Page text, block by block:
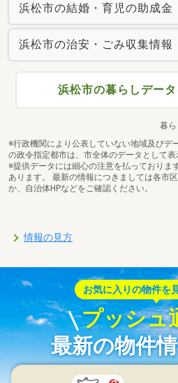
浜松市の結婚・育児の助成金
浜松市の治安・ごみ収集情報
浜松市の暮らしデー
暮ら
※行政機関により公表していない地域及びデ
の政令指定都市は、市全体のデータとして表
※提供データには細心の注意を払っておりま
あります。 最新の情報につきましては各市
か、自治体HPなどをご確認ください。
情報の見方
お気に入りの物件を
プッシュ
最新の物件